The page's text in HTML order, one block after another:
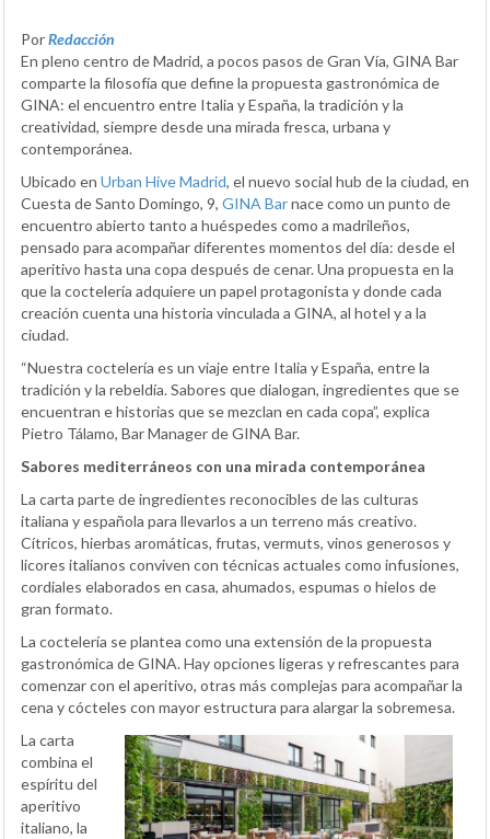
PorRedacción
En pleno centro de Madrid, a pocos pasos de Gran Vía, GINA Bar
comparte la filosofía que define la propuesta gastronómica de
GINA: el encuentro entre Italia y España, la tradición y la
creatividad, siempre desde una mirada fresca, urbana y
contemporánea.
Ubicado en Urban Hive Madrid, el nuevo social hub de la ciudad, en
Cuesta de Santo Domingo, 9, GINA Barnace como un punto de
encuentro abierto tanto a huéspedes como a madrileños,
pensado para acompañar diferentes momentos del día: desde el
aperitivo hasta una copa después de cenar. Una propuesta en la
que la coctelería adquiere un papel protagonista y donde cada
creación cuenta una historia vinculada a GINA, al hotel y a la
ciudad.
“Nuestra coctelería es un viaje entre Italia y España, entre la
tradición y la rebeldía. Sabores que dialogan, ingredientes que se
encuentran e historias que se mezclan en cada copa”, explica
Pietro Tálamo, Bar Manager de GINA Bar.
Sabores mediterráneos con una mirada contemporánea
La carta parte de ingredientes reconocibles de las culturas
italiana y española para llevarlos a un terreno más creativo.
Cítricos, hierbas aromáticas, frutas, vermuts, vinos generosos y
licores italianos conviven con técnicas actuales como infusiones,
cordiales elaborados en casa, ahumados, espumas o hielos de
gran formato.
La coctelería se plantea como una extensión de la propuesta
gastronómica de GINA. Hay opciones ligeras y refrescantes para
comenzar con el aperitivo, otras más complejas para acompañar la
cena y cócteles con mayor estructura para alargar la sobremesa.
La carta
combina el
espíritu del
aperitivo
italiano, la